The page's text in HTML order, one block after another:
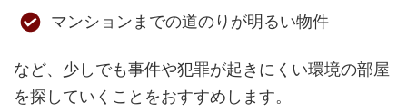
マンションまでの道のりが明るい物件
など、少しでも事件や犯罪が起きにくい環境の部屋
を探していくことをおすすめします。